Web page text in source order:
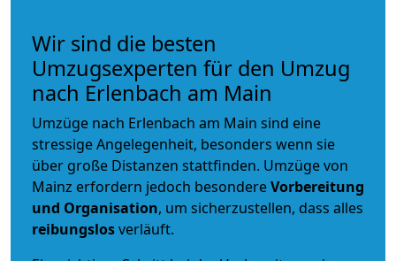
Wir sind die besten
Umzugsexperten für den Umzug
nach Erlenbach am Main
Umzüge nach Erlenbach am Main sind eine
stressige Angelegenheit, besonders wenn sie
über große Distanzen stattfinden. Umzüge von
Mainz erfordern jedoch besondereVorbereitung
und Organisation, um sicherzustellen, dass alles
reibungslosverläuft.